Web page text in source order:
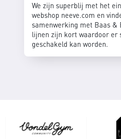
We zijn superblij met het
webshop neeve.com en
samenwerking met Baas &
lijnen zijn kort waardoor er
geschakeld kan worden.